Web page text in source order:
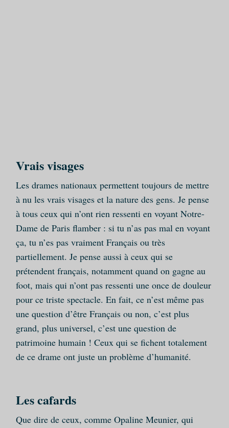
Vrais visages
Les drames nationaux permettent toujours de mettre
à nu les vrais visages et la nature des gens. Je pense
à tous ceux qui n’ont rien ressenti en voyant Notre-
Dame de Paris flamber : si tu n’as pas mal en voyant
ça, tu n’es pas vraiment Français ou très
partiellement. Je pense aussi à ceux qui se
prétendent français, notamment quand on gagne au
foot, mais qui n’ont pas ressenti une once de douleur
pour ce triste spectacle. En fait, ce n’est même pas
une question d’être Français ou non, c’est plus
grand, plus universel, c’est une question de
patrimoine humain ! Ceux qui se fichent totalement
de ce drame ont juste un problème d’humanité.
Les cafards
Que dire de ceux, comme Opaline Meunier, qui